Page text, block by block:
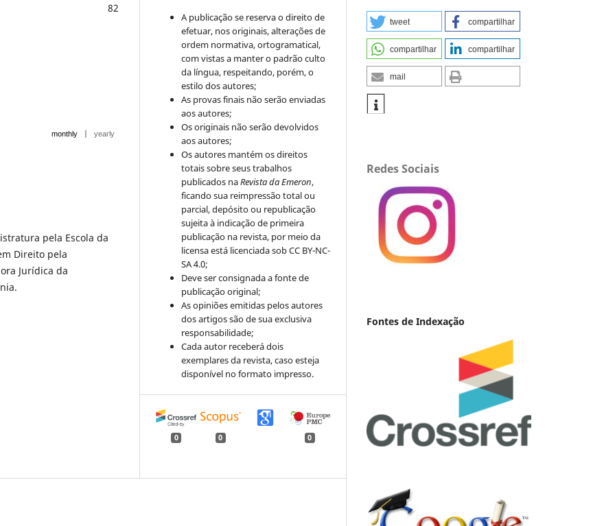
82
monthly | yearly
pela Escola da
Direito pela
Jurídica da
A publicação se reserva o direito de
efetuar, nos originais, alterações de
ordem normativa, ortogramatical,
com vistas a manter o padrão culto
da língua, respeitando, porém, o
estilo dos autores;
As provas finais não serão enviadas
aos autores;
Os originais não serão devolvidos
aos autores;
Os autores mantém os direitos
totais sobre seus trabalhos
publicados naRevista da Emeron,
ficando sua reimpressão total ou
parcial, depósito ou republicação
sujeita à indicação de primeira
publicação na revista, por meio da
licensa está licenciada sob CC BY-NC-
SA 4.0;
Deve ser consignada a fonte de
publicação original;
As opiniões emitidas pelos autores
dos artigos são de sua exclusiva
responsabilidade;
Cada autor receberá dois
exemplares da revista, caso esteja
disponível no formato impresso.
0 0 0
tweet compartilhar
compartilhar compartilhar
mail
Redes Sociais
Fontes de Indexação